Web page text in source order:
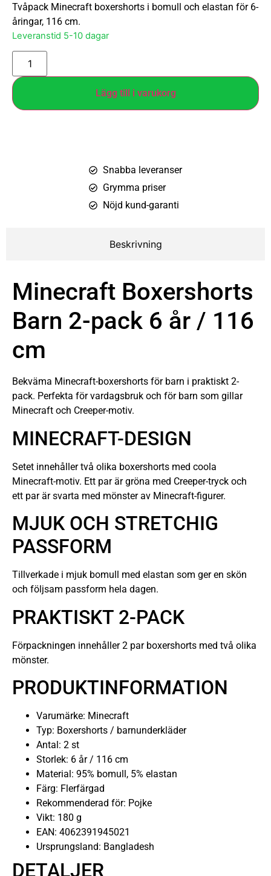
Tvåpack Minecraft boxershorts i bomull och elastan för 6-
åringar, 116 cm.
Leveranstid 5-10 dagar
Lägg till i varukorg
Snabba leveranser
Grymma priser
Nöjd kund-garanti
Beskrivning
Minecraft Boxershorts
Barn 2-pack 6 år / 116
cm
Bekväma Minecraft-boxershorts för barn i praktiskt 2-
pack. Perfekta för vardagsbruk och för barn som gillar
Minecraft och Creeper-motiv.
MINECRAFT-DESIGN
Setet innehåller två olika boxershorts med coola
Minecraft-motiv. Ett par är gröna med Creeper-tryck och
ett par är svarta med mönster av Minecraft-figurer.
MJUK OCH STRETCHIG
PASSFORM
Tillverkade i mjuk bomull med elastan som ger en skön
och följsam passform hela dagen.
PRAKTISKT 2-PACK
Förpackningen innehåller 2 par boxershorts med två olika
mönster.
PRODUKTINFORMATION
Varumärke: Minecraft
Typ: Boxershorts / barnunderkläder
Antal: 2 st
Storlek: 6 år / 116 cm
Material: 95% bomull, 5% elastan
Färg: Flerfärgad
Rekommenderad för: Pojke
Vikt: 180 g
EAN: 4062391945021
Ursprungsland: Bangladesh
DETALJER